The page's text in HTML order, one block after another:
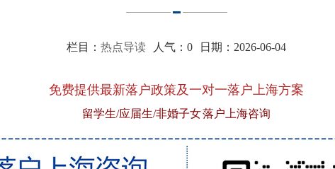
栏目： 热点导读 人气： 0 日期：2026-06-04
免费提供最新落户政策及一对一落户上海方案
留学生/应届生/非婚子女 落户上海咨询